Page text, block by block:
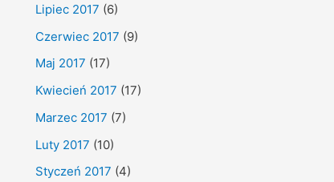
Lipiec 2017 (6)
Czerwiec 2017 (9)
Maj 2017 (17)
Kwiecień 2017 (17)
Marzec 2017 (7)
Luty 2017 (10)
Styczeń 2017 (4)